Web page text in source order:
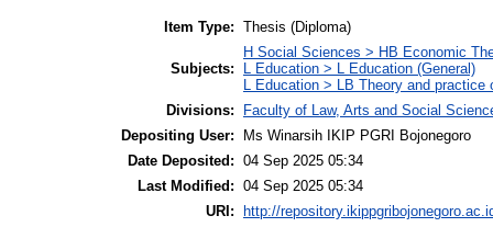
Item Type: Thesis (Diploma)
Subjects:
H Social Sciences > HB Economic
L Education > L Education (General)
L Education > LB Theory and practice
Divisions:
Faculty of Law, Arts and Social
Depositing User:
Ms Winarsih IKIP PGRI Bojonegoro
Date Deposited: 04 Sep 2025 05:34
Last Modified: 04 Sep 2025 05:34
URI:
http://